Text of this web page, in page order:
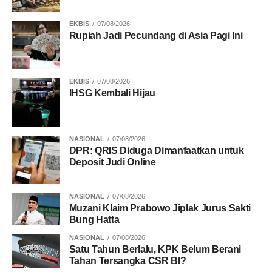
EKBIS 07/08/2026
Rupiah Jadi Pecundang di Asia Pagi Ini
EKBIS 07/08/2026
IHSG Kembali Hijau
NASIONAL 07/08/2026
DPR: QRIS Diduga Dimanfaatkan untuk
Deposit Judi Online
NASIONAL 07/08/2026
Muzani Klaim Prabowo Jiplak Jurus Sakti
Bung Hatta
NASIONAL 07/08/2026
Satu Tahun Berlalu, KPK Belum Berani
Tahan Tersangka CSR BI?